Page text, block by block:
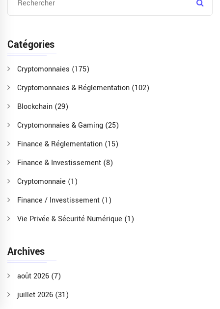
Catégories
Cryptomonnaies (175)
Cryptomonnaies & Réglementation (102)
Blockchain (29)
Cryptomonnaies & Gaming (25)
Finance & Réglementation (15)
Finance & Investissement (8)
Cryptomonnaie (1)
Finance / Investissement (1)
Vie Privée & Sécurité Numérique (1)
Archives
août 2026 (7)
juillet 2026 (31)